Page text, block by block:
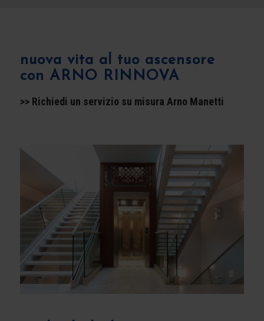
nuova vita al tuo ascensore
con ARNO RINNOVA
>> Richiedi un servizio su misura Arno Manetti